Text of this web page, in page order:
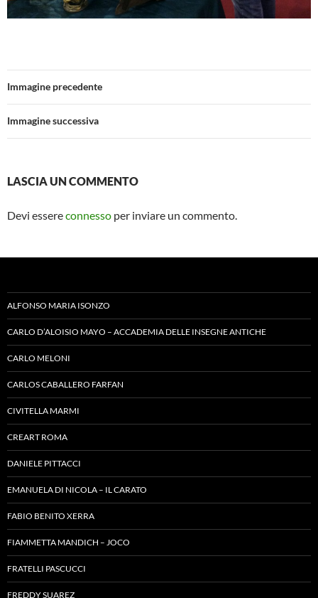
Immagine precedente
Immagine successiva
LASCIA UN COMMENTO
Devi essereconnesso per inviare un commento.
ALFONSO MARIA ISONZO
CARLO D’ALOISIO MAYO – ACCADEMIA DELLE INSEGNE ANTICHE
CARLO MELONI
CARLOS CABALLERO FARFAN
CIVITELLA MARMI
CREART ROMA
DANIELE PITTACCI
EMANUELA DI NICOLA – IL CARATO
FABIO BENITO XERRA
FIAMMETTA MANDICH – JOCO
FRATELLI PASCUCCI
FREDDY SUAREZ